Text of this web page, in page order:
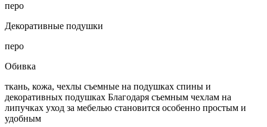
перо
Декоративные подушки
перо
Обивка
ткань, кожа, чехлы съемные на подушках спины и
декоративных подушках Благодаря съемным чехлам на
липучках уход за мебелью становится особенно простым и
удобным